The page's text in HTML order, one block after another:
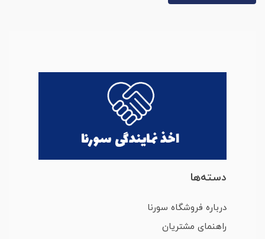
دسته‌ها
درباره فروشگاه سورنا
راهنمای مشتریان